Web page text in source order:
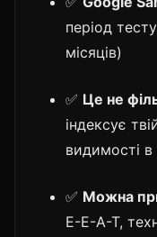
період
місяців)
✅ Це не
індексує
видимості в
✅ Можна
E-E-A-T,